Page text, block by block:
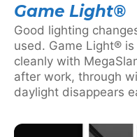
Game Light®
Good lighting
used. Game Light®
cleanly with
after work, through
daylight disappears